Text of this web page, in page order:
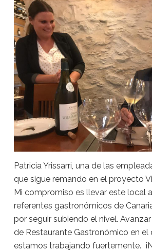
Patricia Yrissarri, una de las
que sigue remando en el proyecto
Mi compromiso es llevar este local
referentes gastronómicos de
por seguir subiendo el nivel.
de Restaurante Gastronómico en el
estamos trabajando fuertemente.